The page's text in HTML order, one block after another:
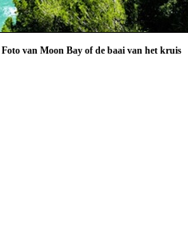
Foto van Moon Bay of de baai van het kruis